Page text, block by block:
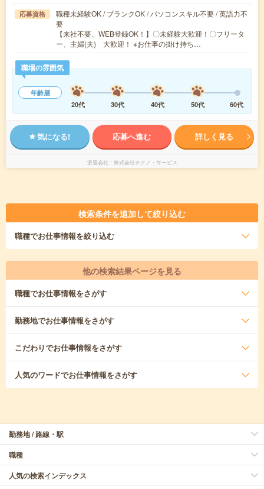
応募資格
職種未経験OK / ブランクOK / パソコンスキル不要 / 英語力不
要
【来社不要、WEB登録OK！】〇未経験大歓迎！〇フリータ
ー、主婦(夫) 大歓迎！ ※お仕事の掛け持ち…
職場の雰囲気
年齢層
20代
30代 40代 50代 60代
気になる! 応募へ進む 詳しく見る
派遣会社 株式会社テクノ・サービス
検索条件を追加して絞り込む
職種でお仕事情報を絞り込む
他の検索結果ページを見る
職種でお仕事情報をさがす
勤務地でお仕事情報をさがす
こだわりでお仕事情報をさがす
人気のワードでお仕事情報をさがす
勤務地 / 路線・駅
職種
人気の検索インデックス